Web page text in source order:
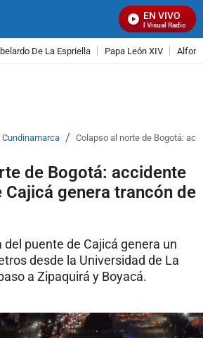
EN VIVO
Señal Visual Radio
De La Espriella Papa León XIV
Cundinamarca / Colapso al norte de Bogotá:
de Bogotá: accidente
Cajicá genera trancón de
del puente de Cajicá genera un
desde la Universidad de La
a Zipaquirá y Boyacá.